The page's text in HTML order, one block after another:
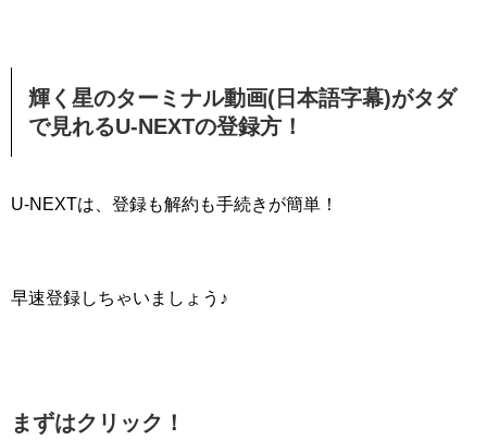
輝く星のターミナル動画(日本語字幕)がタダ
で見れるU-NEXTの登録方！
U-NEXTは、登録も解約も手続きが簡単！
早速登録しちゃいましょう♪
まずはクリック！